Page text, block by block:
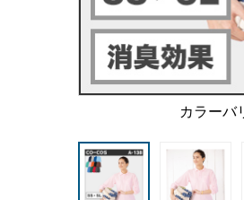
カラーバ